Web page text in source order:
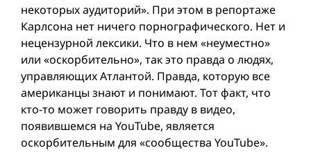
некоторых аудиторий». При этом в репортаже
Карлсона нет ничего порнографического. Нет и
нецензурной лексики. Что в нем «неуместно»
или «оскорбительно», так это правда о людях,
управляющих Атлантой. Правда, которую все
американцы знают и понимают. Тот факт, что
кто-то может говорить правду в видео,
появившемся на YouTube, является
оскорбительным для «сообщества YouTube».